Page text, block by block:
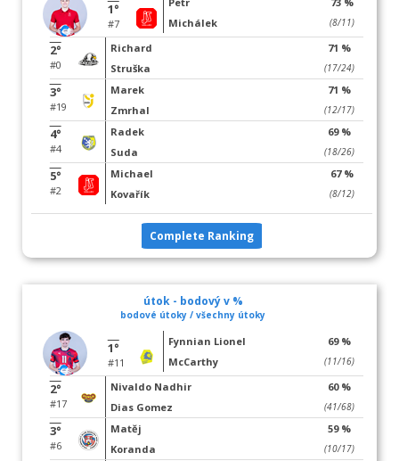
1°
#7
Michálek
(8/11)
2°
#0
Richard
Struška
71 %
(17/24)
3°
#19
Marek
Zmrhal
71 %
(12/17)
4°
#4
Radek
Suda
69 %
(18/26)
5°
#2
Michael
Kovařík
67 %
(8/12)
Complete Ranking
útok - bodový v %
bodové útoky / všechny útoky
1°
#11
Fynnian Lionel
McCarthy
69 %
(11/16)
2°
#17
Nivaldo Nadhir
Dias Gomez
60 %
(41/68)
3°
#6
Matěj
Koranda
59 %
(10/17)